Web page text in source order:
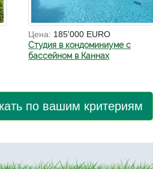
Цена: 185'000 EURO
Студия в кондоминиуме с
бассейном в Каннах
по вашим критериям